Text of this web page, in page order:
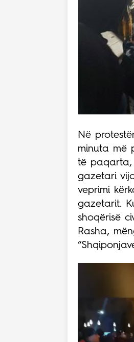
Në
minuta më
të paqarta,
gazetari
veprimi
gazetarit.
shoqërisë
Rasha,